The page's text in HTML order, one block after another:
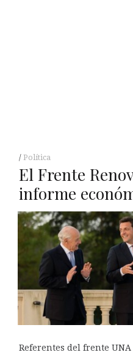
Política
El Frente
informe
Referentes del frente